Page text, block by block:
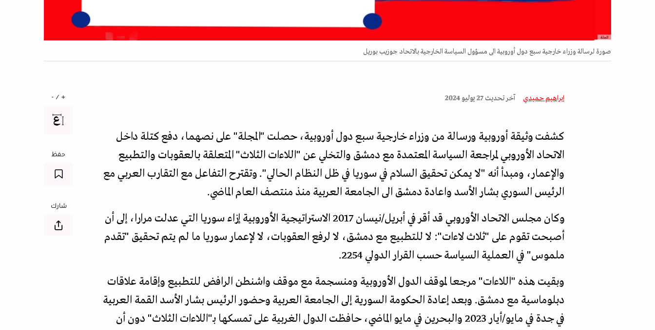
المجلة
صورة لرسالة وزراء خارجية سبع دول أوروبية الى مسؤول السياسة الخارجية بالاتحاد جوزيب بوريل
إبراهيم حميدي آخر تحديث 27 يوليو 2024
كشفت وثيقة أوروبية ورسالة من وزراء خارجية سبع دول أوروبية، حصلت "المجلة" على نصهما، دفع كتلة داخل
الاتحاد الأوروبي لمراجعة السياسة المعتمدة مع دمشق والتخلي عن "اللاءات الثلاث" المتعلقة بالعقوبات والتطبيع
والإعمار، ومبدأ أنه "لا يمكن تحقيق السلام في سوريا في ظل النظام الحالي". وتقترح التفاعل مع التقارب العربي مع
الرئيس السوري بشار الأسد واعادة دمشق الى الجامعة العربية منذ منتصف العام الماضي.
وكان مجلس الاتحاد الأوروبي قد أقر في أبريل/نيسان 2017 الاستراتيجية الأوروبية إزاء سوريا التي عدلت مرارا، إلى أن
أصبحت تقوم على "ثلاث لاءات": لا للتطبيع مع دمشق، لا لرفع العقوبات، لا لإعمار سوريا ما لم يتم تحقيق "تقدم
ملموس" في العملية السياسة حسب القرار الدولي 2254.
وبقيت هذه "اللاءات" مرجعا لموقف الدول الأوروبية ومنسجمة مع موقف واشنطن الرافض للتطبيع وإقامة علاقات
دبلوماسية مع دمشق. وبعد إعادة الحكومة السورية إلى الجامعة العربية وحضور الرئيس بشار الأسد القمة العربية
في جدة في مايو/أيار 2023 والبحرين في مايو الماضي، حافظت الدول الغربية على تمسكها بـ"اللاءات الثلاث" دون أن
+ / -
حفظ
شارك